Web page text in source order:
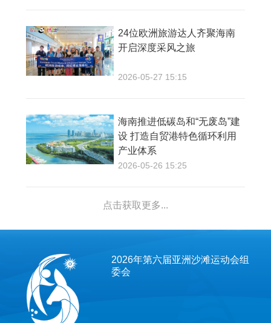
24位欧洲旅游达人齐聚海南
开启深度采风之旅
2026-05-27 15:15
海南推进低碳岛和“无废岛”建
设 打造自贸港特色循环利用
产业体系
2026-05-26 15:25
点击获取更多...
2026年第六届亚洲沙滩运动会组
委会